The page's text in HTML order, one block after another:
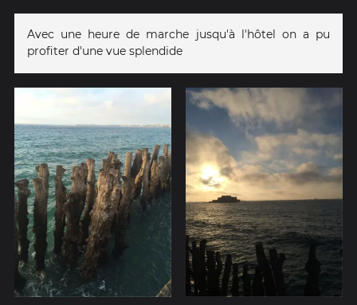
Avec une heure de marche jusqu'à l'hôtel on a pu
profiter d'une vue splendide